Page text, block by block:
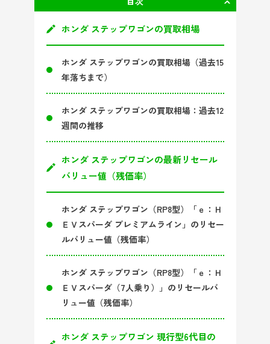
非表示
ホンダ ステップワゴンの買取相場
ホンダ ステップワゴンの買取相場（過去15
年落ちまで）
ホンダ ステップワゴンの買取相場：過去12
週間の推移
ホンダ ステップワゴンの最新リセール
バリュー値（残価率）
ホンダ ステップワゴン（RP8型）「ｅ：Ｈ
ＥＶスパーダ プレミアムライン」のリセー
ルバリュー値（残価率）
ホンダ ステップワゴン（RP8型）「ｅ：Ｈ
ＥＶスパーダ（7人乗り）」のリセールバ
リュー値（残価率）
ホンダ ステップワゴン 現行型6代目の